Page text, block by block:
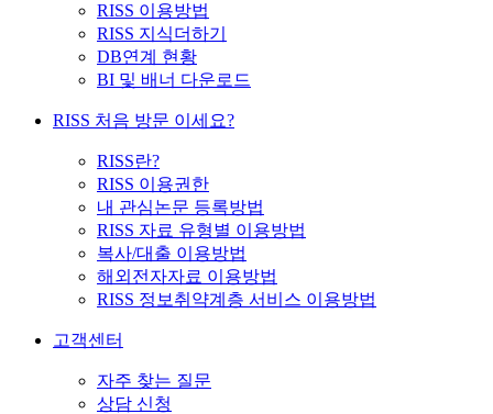
RISS 이용방법
RISS 지식더하기
DB연계 현황
BI 및 배너 다운로드
RISS 처음 방문 이세요?
RISS란?
RISS 이용권한
내 관심논문 등록방법
RISS 자료 유형별 이용방법
복사/대출 이용방법
해외전자자료 이용방법
RISS 정보취약계층 서비스 이용방법
고객센터
자주 찾는 질문
상담 신청